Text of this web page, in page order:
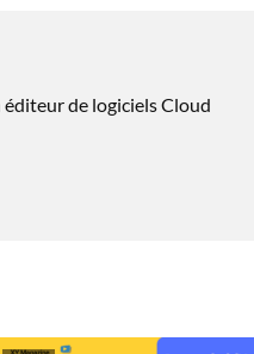
de logiciels Cloud